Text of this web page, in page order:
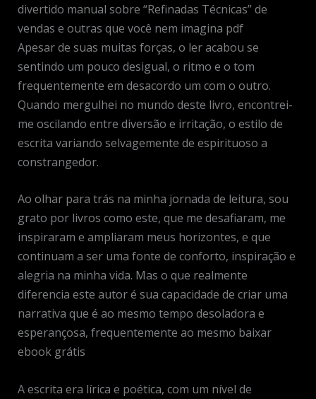
divertido manual sobre “Refinadas Técnicas” de
vendas e outras que você nem imagina pdf
Apesar de suas muitas forças, o ler acabou se
sentindo um pouco desigual, o ritmo e o tom
frequentemente em desacordo um com o outro.
Quando mergulhei no mundo deste livro, encontrei-
me oscilando entre diversão e irritação, o estilo de
escrita variando selvagemente de espirituoso a
constrangedor.
Ao olhar para trás na minha jornada de leitura, sou
grato por livros como este, que me desafiaram, me
inspiraram e ampliaram meus horizontes, e que
continuam a ser uma fonte de conforto, inspiração e
alegria na minha vida. Mas o que realmente
diferencia este autor é sua capacidade de criar uma
narrativa que é ao mesmo tempo desoladora e
esperançosa, frequentemente ao mesmo baixar
ebook grátis
A escrita era lírica e poética, com um nível de